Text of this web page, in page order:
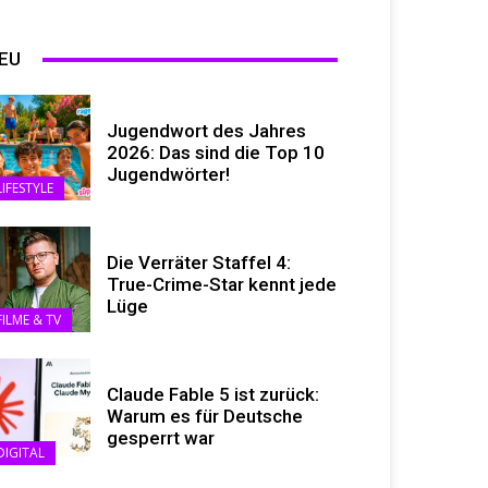
Jugendwort des Jahres
2026: Das sind die Top 10
Jugendwörter!
& TV
Die Verräter Staffel 4:
True-Crime-Star kennt jede
Lüge
Claude Fable 5 ist zurück:
Warum es für Deutsche
gesperrt war